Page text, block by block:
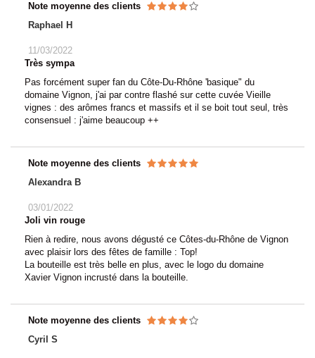
Note moyenne des clients
Raphael H
11/03/2022
Très sympa
Pas forcément super fan du Côte-Du-Rhône 'basique" du
domaine Vignon, j'ai par contre flashé sur cette cuvée Vieille
vignes : des arômes francs et massifs et il se boit tout seul, très
consensuel : j'aime beaucoup ++
Note moyenne des clients
Alexandra B
03/01/2022
Joli vin rouge
Rien à redire, nous avons dégusté ce Côtes-du-Rhône de Vignon
avec plaisir lors des fêtes de famille : Top!
La bouteille est très belle en plus, avec le logo du domaine
Xavier Vignon incrusté dans la bouteille.
Note moyenne des clients
Cyril S